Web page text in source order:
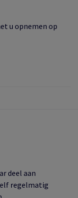
u opnemen op
deel aan
regelmatig